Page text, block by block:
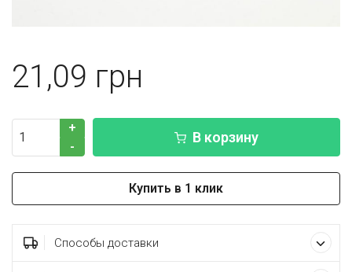
21,09
+
-
В корзину
Купить в 1 клик
Способы доставки